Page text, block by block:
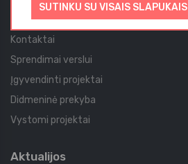
SUTINKU SU VISAIS SLAPUKAIS
Privatumo politika
Kontaktai
Sprendimai verslui
Įgyvendinti projektai
Didmeninė prekyba
Vystomi projektai
Aktualijos